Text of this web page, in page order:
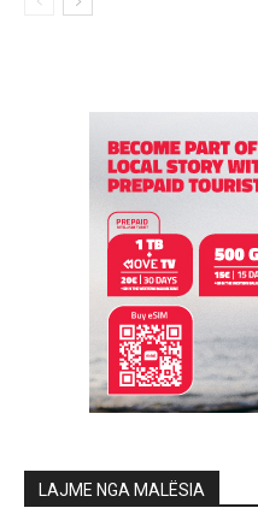
LAJME NGA MALËSIA